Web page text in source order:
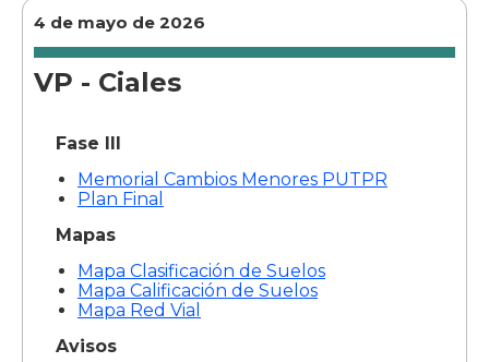
4 de mayo de 2026
VP - Ciales
Fase III
Memorial Cambios Menores PUTPR
Plan Final
Mapas
Mapa Clasificación de Suelos
Mapa Calificación de Suelos
Mapa Red Vial
Avisos